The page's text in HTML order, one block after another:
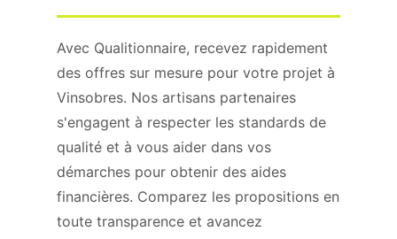
Avec Qualitionnaire, recevez rapidement
des offres sur mesure pour votre projet à
Vinsobres. Nos artisans partenaires
s'engagent à respecter les standards de
qualité et à vous aider dans vos
démarches pour obtenir des aides
financières. Comparez les propositions en
toute transparence et avancez